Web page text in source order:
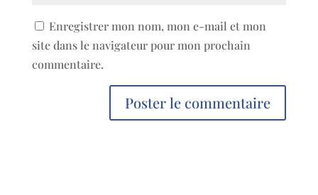
Enregistrer mon nom, mon e-mail et mon
site dans le navigateur pour mon prochain
commentaire.